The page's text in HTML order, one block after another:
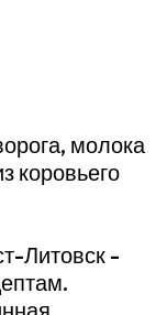
молока
коровьего
Литовск -